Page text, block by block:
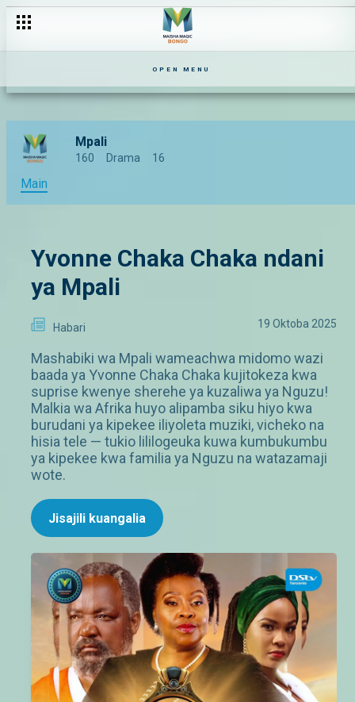
OPEN MENU
Mpali
160 Drama 16
Main
Yvonne Chaka Chaka ndani
ya Mpali
Habari 19 Oktoba 2025
Mashabiki wa Mpali wameachwa midomo wazi
baada ya Yvonne Chaka Chaka kujitokeza kwa
suprise kwenye sherehe ya kuzaliwa ya Nguzu!
Malkia wa Afrika huyo alipamba siku hiyo kwa
burudani ya kipekee iliyoleta muziki, vicheko na
hisia tele — tukio lililogeuka kuwa kumbukumbu
ya kipekee kwa familia ya Nguzu na watazamaji
wote.
Jisajili kuangalia
Tamthilia inayogusa mizizi ya familia ya kiafrika – Mpali